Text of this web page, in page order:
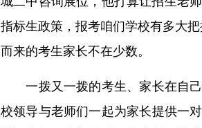
指标生政策，报考咱们学校有多大
而来的考生家长不在少数。
一拨又一拨的考生、家长在自己
校领导与老师们一起为家长提供一